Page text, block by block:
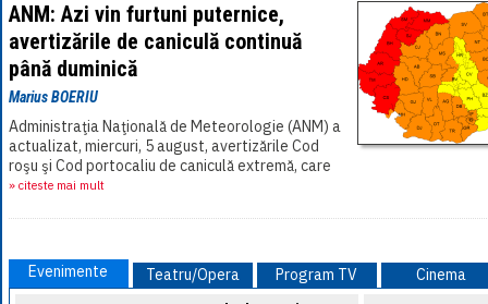
ANM: Azi vin furtuni puternice,
avertizările de caniculă continuă
până duminică
Marius BOERIU
Administraţia Naţională de Meteorologie (ANM) a
actualizat, miercuri, 5 august, avertizările Cod
roşu şi Cod portocaliu de caniculă extremă, care
vor fi valabile în cea mai mare parte a[...]
» citeste mai mult
Evenimente Teatru/Opera Program TV Cinema